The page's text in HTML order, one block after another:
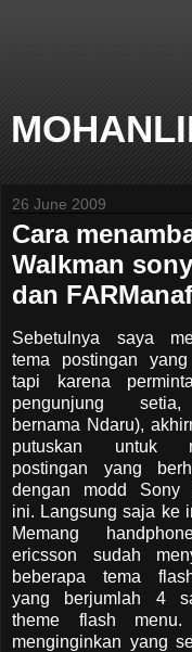
26 June 2009
Cara
Walkman
dan
Sebetulnya saya
tema postingan
tapi karena
pengunjung
bernama Ndaru),
putuskan untuk
postingan yang
dengan modd Sony
ini. Langsung saja ke
Memang
ericsson sudah
beberapa tema
yang berjumlah 4
theme flash
menginginkan yang